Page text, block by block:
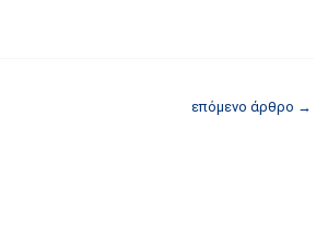
επόμενο άρθρο →